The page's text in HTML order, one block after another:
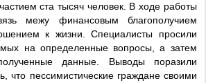
ста тысяч человек. В ходе работы
межу финансовым благополучием
к жизни. Специалисты просили
на определенные вопросы, а затем
данные. Выводы поразили
что пессимистические граждане своими